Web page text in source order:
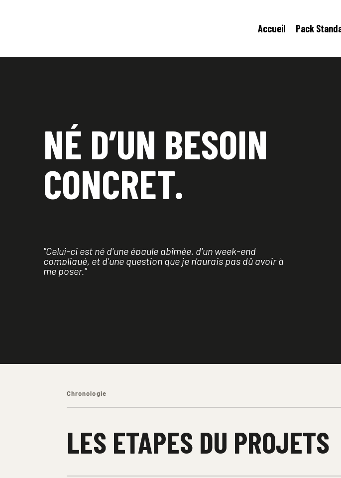
Accueil Pack
NÉ D’UN BESOIN
CONCRET.
"Celui-ci est né d'une épaule abîmée, d'un week-end
compliqué, et d'une question que je n'aurais pas dû avoir à
me poser."
Chronologie
LES ETAPES DU PROJETS